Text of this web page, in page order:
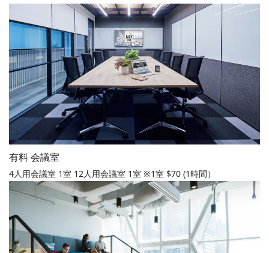
有料 会議室
4人用会議室 1室 12人用会議室 1室 ※1室 $70 (1時間）